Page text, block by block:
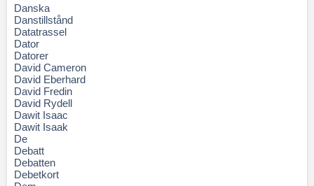
Danska
Danstillstånd
Datatrassel
Dator
Datorer
David Cameron
David Eberhard
David Fredin
David Rydell
Dawit Isaac
Dawit Isaak
De
Debatt
Debatten
Debetkort